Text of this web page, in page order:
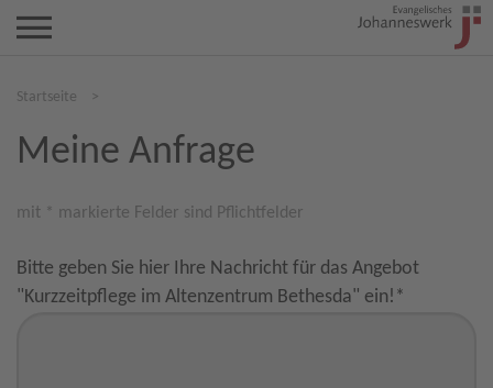
Startseite >
Meine Anfrage
mit * markierte Felder sind Pflichtfelder
Bitte geben Sie hier Ihre Nachricht für das Angebot
"Kurzzeitpflege im Altenzentrum Bethesda" ein! *